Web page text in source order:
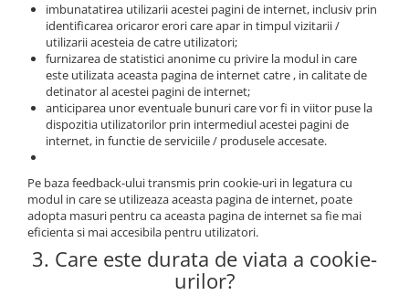
imbunatatirea utilizarii acestei pagini de internet, inclusiv prin
identificarea oricaror erori care apar in timpul vizitarii /
utilizarii acesteia de catre utilizatori;
furnizarea de statistici anonime cu privire la modul in care
este utilizata aceasta pagina de internet catre , in calitate de
detinator al acestei pagini de internet;
anticiparea unor eventuale bunuri care vor fi in viitor puse la
dispozitia utilizatorilor prin intermediul acestei pagini de
internet, in functie de serviciile / produsele accesate.
Pe baza feedback-ului transmis prin cookie-uri in legatura cu
modul in care se utilizeaza aceasta pagina de internet, poate
adopta masuri pentru ca aceasta pagina de internet sa fie mai
eficienta si mai accesibila pentru utilizatori.
3. Care este durata de viata a cookie-
urilor?